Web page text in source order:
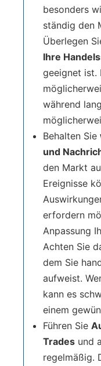
besonders
ständig den
Überlegen
Ihre
geeignet ist.
während
Behalten Sie
und
den Markt
Ereignisse
erfordern
Anpassung
Achten Sie
dem Sie
aufweist.
kann es
einem
Führen Sie
Trades und
regelmäßig.